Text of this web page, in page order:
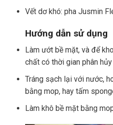
Vết dơ khó: pha Jusmin
Hướng dẫn sử dụng
Làm ướt bề mặt, và để
chất có thời gian phân
Tráng sạch lại với nước,
bằng mop, hay tấm
Làm khô bề mặt bằng